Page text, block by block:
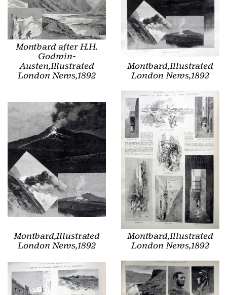
Montbard after H.H.
Godwin-
Austen,Illustrated
London News,1892
Montbard,Illustrated
London News,1892
Montbard,Illustrated
London News,1892
Montbard,Illustrated
London News,1892